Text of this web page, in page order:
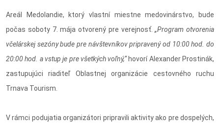
Areál Medolandie, ktorý vlastní miestne medovinárstvo, bude
počas soboty 7. mája otvorený pre verejnosť. „Program otvorenia
včelárskej sezóny bude pre návštevníkov pripravený od 10:00 hod. do
20:00 hod. a vstup je pre všetkých voľný,“hovorí Alexander Prostinák,
zastupujúci riaditeľ Oblastnej organizácie cestovného ruchu
Trnava Tourism.
V rámci podujatia organizátori pripravili aktivity ako pre dospelých,